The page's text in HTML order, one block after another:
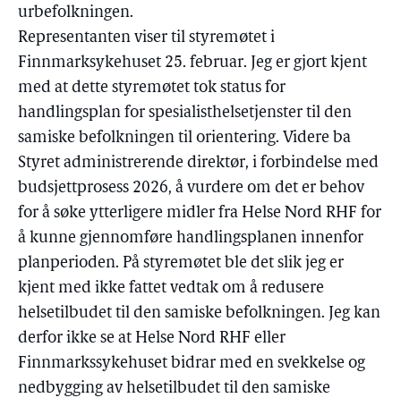
urbefolkningen.
Representanten viser til styremøtet i
Finnmarksykehuset 25. februar. Jeg er gjort kjent
med at dette styremøtet tok status for
handlingsplan for spesialisthelsetjenster til den
samiske befolkningen til orientering. Videre ba
Styret administrerende direktør, i forbindelse med
budsjettprosess 2026, å vurdere om det er behov
for å søke ytterligere midler fra Helse Nord RHF for
å kunne gjennomføre handlingsplanen innenfor
planperioden. På styremøtet ble det slik jeg er
kjent med ikke fattet vedtak om å redusere
helsetilbudet til den samiske befolkningen. Jeg kan
derfor ikke se at Helse Nord RHF eller
Finnmarkssykehuset bidrar med en svekkelse og
nedbygging av helsetilbudet til den samiske